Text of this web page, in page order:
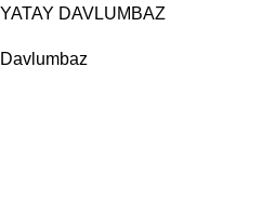
YATAY DAVLUMBAZ
Davlumbaz